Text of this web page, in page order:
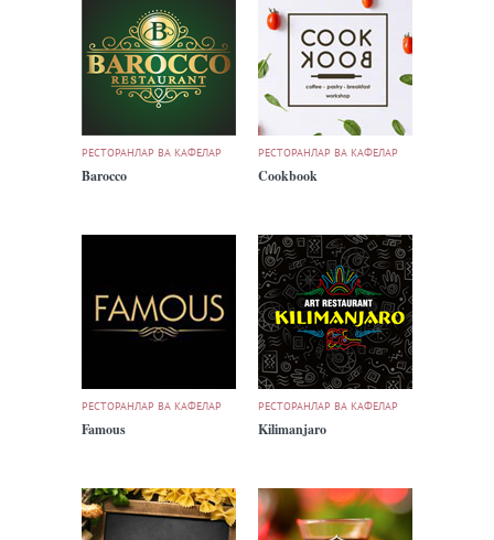
РЕСТОРАНЛАР ВА КАФЕЛАР
Barocco
РЕСТОРАНЛАР ВА КАФЕЛАР
Cookbook
РЕСТОРАНЛАР ВА КАФЕЛАР
Famous
РЕСТОРАНЛАР ВА КАФЕЛАР
Kilimanjaro